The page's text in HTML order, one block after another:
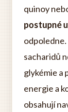
quinoy
postupné
sacharidů
glykémie a
energie a
obsahují